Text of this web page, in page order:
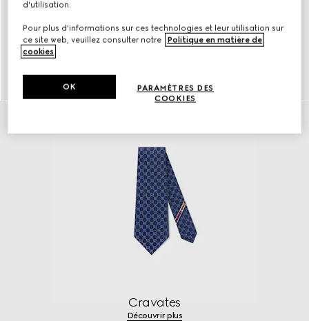
DÉCOUVRIR plus
Cravates
Découvrir plus
d'utilisation.
Pour plus d'informations sur ces technologies et leur utilisation sur
ce site web, veuillez consulter notre
Politique en matière de
cookies.
PARAMÈTRES DES
COOKIES
OK